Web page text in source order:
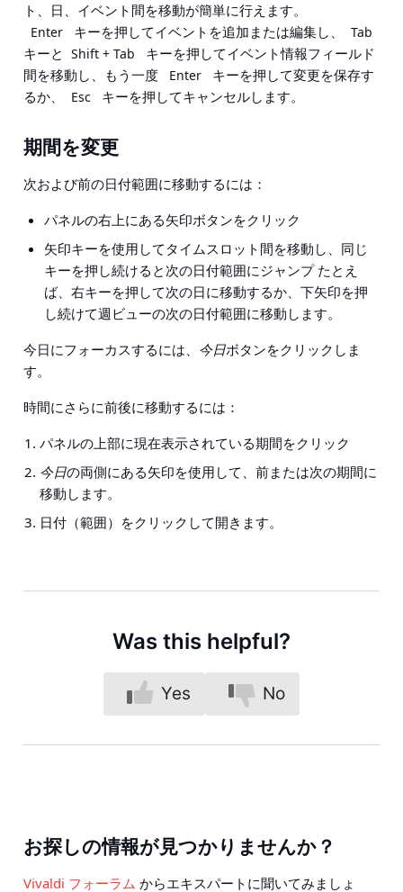
ト、日、イベント間を移動が簡単に行えます。
Enter キーを押してイベントを追加または編集し、 Tab
キーと Shift + Tab
キーを押してイベント情報フィールド
間を移動し、もう一度
Enter
キーを押して変更を保存す
るか、
Esc キーを押してキャンセルします。
期間を変更
次および前の日付範囲に移動するには：
パネルの右上にある矢印ボタンをクリック
矢印キーを使用してタイムスロット間を移動し、同じ
キーを押し続けると次の日付範囲にジャンプ たとえ
ば、右キーを押して次の日に移動するか、下矢印を押
し続けて週ビューの次の日付範囲に移動します。
今日にフォーカスするには、 今日ボタンをクリックしま
す。
時間にさらに前後に移動するには：
パネルの上部に現在表示されている期間をクリック
今日の両側にある矢印を使用して、前または次の期間に
移動します。
日付（範囲）をクリックして開きます。
Was this helpful?
Yes No
お探しの情報が見つかりませんか？
Vivaldi フォーラム からエキスパートに聞いてみましょ